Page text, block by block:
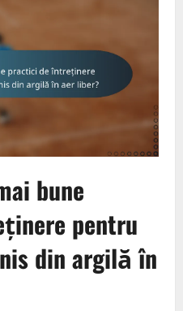
bune
pentru
din argilă în